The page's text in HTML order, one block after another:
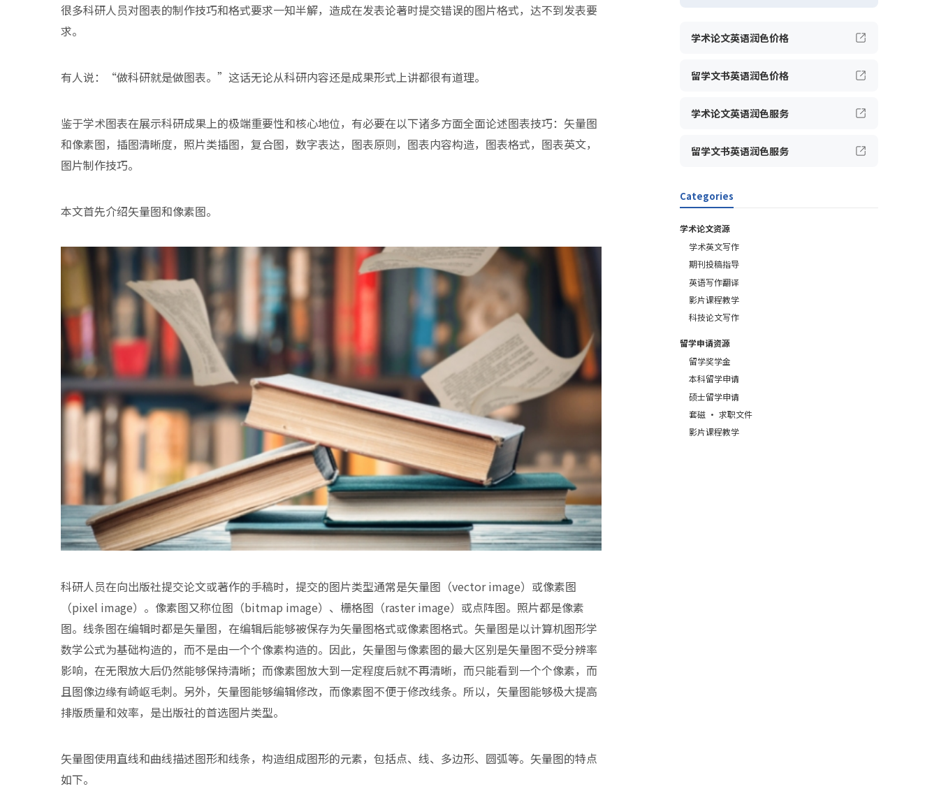
很多科研人员对图表的制作技巧和格式要求一知半解，造成在发表论著时提交错误的图片格式，达不到发表要
求。
有人说：“做科研就是做图表。”这话无论从科研内容还是成果形式上讲都很有道理。
鉴于学术图表在展示科研成果上的极端重要性和核心地位，有必要在以下诸多方面全面论述图表技巧：矢量图
和像素图，插图清晰度，照片类插图，复合图，数字表达，图表原则，图表内容构造，图表格式，图表英文，
图片制作技巧。
本文首先介绍矢量图和像素图。
科研人员在向出版社提交论文或著作的手稿时，提交的图片类型通常是矢量图（vector image）或像素图
（pixel image）。像素图又称位图（bitmap image）、栅格图（raster image）或点阵图。照片都是像素
图。线条图在编辑时都是矢量图，在编辑后能够被保存为矢量图格式或像素图格式。矢量图是以计算机图形学
数学公式为基础构造的，而不是由一个个像素构造的。因此，矢量图与像素图的最大区别是矢量图不受分辨率
影响，在无限放大后仍然能够保持清晰；而像素图放大到一定程度后就不再清晰，而只能看到一个个像素，而
且图像边缘有崎岖毛刺。另外，矢量图能够编辑修改，而像素图不便于修改线条。所以，矢量图能够极大提高
排版质量和效率，是出版社的首选图片类型。
矢量图使用直线和曲线描述图形和线条，构造组成图形的元素，包括点、线、多边形、圆弧等。矢量图的特点
如下。
学术论文英语润色价格
留学文书英语润色价格
学术论文英语润色服务
留学文书英语润色服务
Categories
学术论文资源
学术英文写作
期刊投稿指导
英语写作翻译
影片课程教学
科技论文写作
留学申请资源
留学奖学金
本科留学申请
硕士留学申请
套磁 · 求职文件
影片课程教学